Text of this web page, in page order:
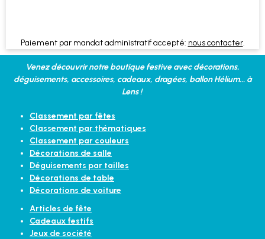
Paiement par mandat administratif accepté: nous contacter.
Venez découvrir notre boutique festive avec décorations,
déguisements, accessoires, cadeaux, dragées, ballon Hélium... à
Lens !
Classement par fêtes
Classement par thématiques
Classement par couleurs
Décorations de salle
Déguisements par tailles
Décorations de table
Décorations de voiture
Articles de fête
Cadeaux festifs
Jeux de société